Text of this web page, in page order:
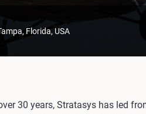
Florida, USA
30 years, Stratasys has led